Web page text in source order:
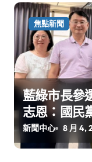
焦點新聞
藍綠市長參
志恩：國民
實版
新聞中心 8 月 4,